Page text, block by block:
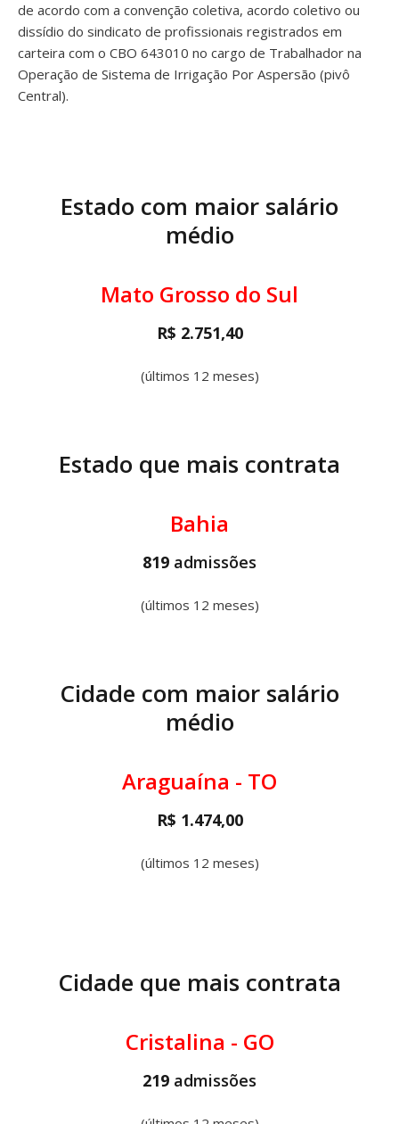
de acordo com a convenção coletiva, acordo coletivo ou
dissídio do sindicato de profissionais registrados em
carteira com o CBO 643010 no cargo de Trabalhador na
Operação de Sistema de Irrigação Por Aspersão (pivô
Central).
Estado com maior salário
médio
Mato Grosso do Sul
R$ 2.751,40
(últimos 12 meses)
Estado que mais contrata
Bahia
819 admissões
(últimos 12 meses)
Cidade com maior salário
médio
Araguaína - TO
R$ 1.474,00
(últimos 12 meses)
Cidade que mais contrata
Cristalina - GO
219 admissões